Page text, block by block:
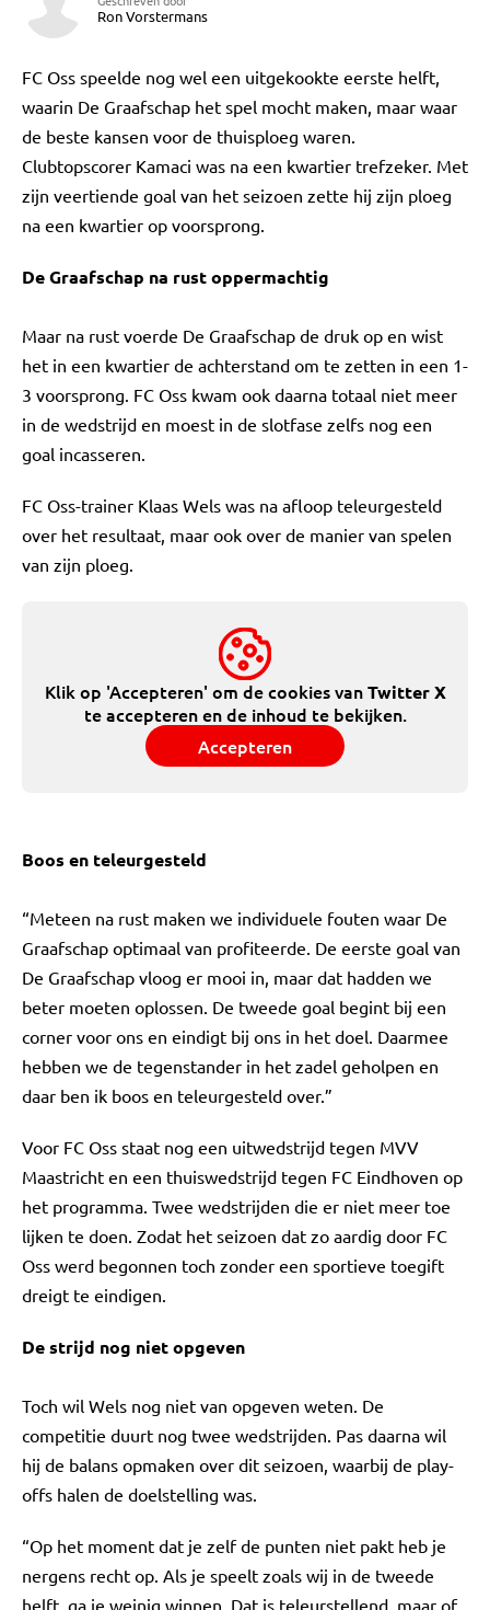
Ron Vorstermans
FC Oss speelde nog wel een uitgekookte eerste helft,
waarin De Graafschap het spel mocht maken, maar waar
de beste kansen voor de thuisploeg waren.
Clubtopscorer Kamaci was na een kwartier trefzeker. Met
zijn veertiende goal van het seizoen zette hij zijn ploeg
na een kwartier op voorsprong.
De Graafschap na rust oppermachtig
Maar na rust voerde De Graafschap de druk op en wist
het in een kwartier de achterstand om te zetten in een 1-
3 voorsprong. FC Oss kwam ook daarna totaal niet meer
in de wedstrijd en moest in de slotfase zelfs nog een
goal incasseren.
FC Oss-trainer Klaas Wels was na afloop teleurgesteld
over het resultaat, maar ook over de manier van spelen
van zijn ploeg.
Klik op 'Accepteren' om de cookies vanTwitter X
te accepteren en de inhoud te bekijken.
Accepteren
Boos en teleurgesteld
“Meteen na rust maken we individuele fouten waar De
Graafschap optimaal van profiteerde. De eerste goal van
De Graafschap vloog er mooi in, maar dat hadden we
beter moeten oplossen. De tweede goal begint bij een
corner voor ons en eindigt bij ons in het doel. Daarmee
hebben we de tegenstander in het zadel geholpen en
daar ben ik boos en teleurgesteld over.”
Voor FC Oss staat nog een uitwedstrijd tegen MVV
Maastricht en een thuiswedstrijd tegen FC Eindhoven op
het programma. Twee wedstrijden die er niet meer toe
lijken te doen. Zodat het seizoen dat zo aardig door FC
Oss werd begonnen toch zonder een sportieve toegift
dreigt te eindigen.
De strijd nog niet opgeven
Toch wil Wels nog niet van opgeven weten. De
competitie duurt nog twee wedstrijden. Pas daarna wil
hij de balans opmaken over dit seizoen, waarbij de play-
offs halen de doelstelling was.
“Op het moment dat je zelf de punten niet pakt heb je
nergens recht op. Als je speelt zoals wij in de tweede
helft, ga je weinig winnen. Dat is teleurstellend, maar of